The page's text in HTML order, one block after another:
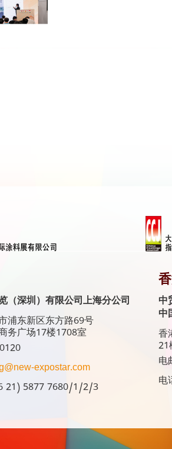
（深圳）有限公司上海分公司
浦东新区东方路69号
务广场17楼1708室
expostar.com
21) 5877 7680/1/2/3
中
中
香
21
电
电